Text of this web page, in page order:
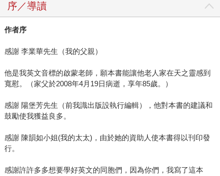
序／導讀
作者序
感謝 李業華先生（我的父親）
他是我英文音標的啟蒙老師，願本書能讓他老人家在天之靈感到
寬慰。（家父於2008年4月19日病逝，享年85歲。）
感謝 陽堡芳先生（前我識出版設執行編輯），他對本書的建議和
鼓勵使我獲益良多。
感謝 陳韻如小姐(我的太太)，由於她的資助人使本書得以刊印發
行。
感謝許許多多想要學好英文的同胞們，因為你們，我寫了這本